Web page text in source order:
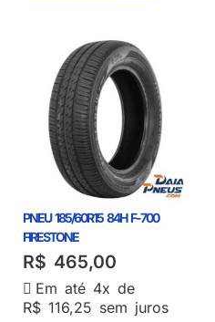
PNEU 185/60R15 84H F-700
FIRESTONE
R$ 465,00
Em até 4x de
R$ 116,25 sem juros